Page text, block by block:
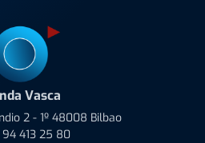
Vasca
2 - 1º 48008 Bilbao
94 413 25 80